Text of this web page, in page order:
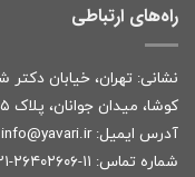
راه‌های ارتباطی
کوشا، میدان جوانان، پلاک ۵
آدرس ایمیل: info@yavari.ir
شماره تماس: ۱۱-۲۶۴۰۲۶۰۶-۰۲۱